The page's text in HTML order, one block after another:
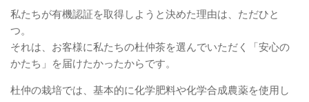
私たちが有機認証を取得しようと決めた理由は、ただひと
つ。
それは、お客様に私たちの杜仲茶を選んでいただく「安心の
かたち」を届けたかったからです。
杜仲の栽培では、基本的に化学肥料や化学合成農薬を使用し